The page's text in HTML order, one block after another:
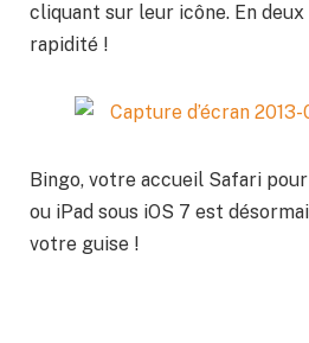
cliquant sur leur icône. En
rapidité !
Bingo, votre accueil Safari
ou iPad sous iOS 7 est
votre guise !